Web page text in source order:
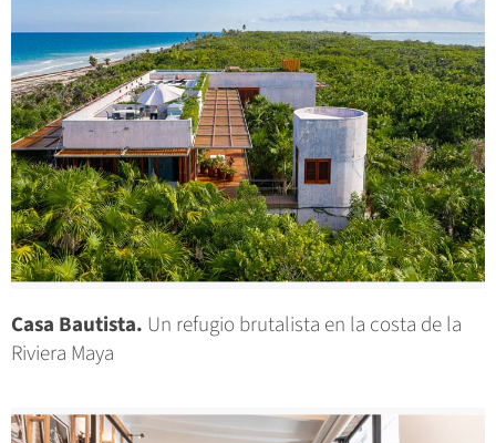
Casa Bautista. Un refugio brutalista en la costa de la
Riviera Maya